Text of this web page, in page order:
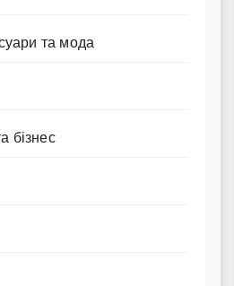
та мода
бізнес